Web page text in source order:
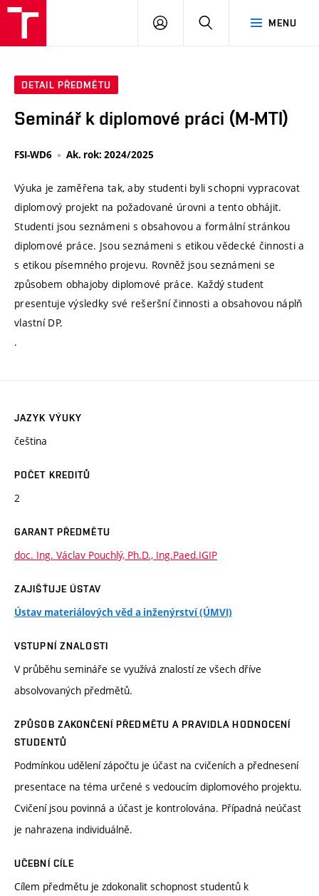
MENU
PŘIHLÁSIT
DETAIL PŘEDMĚTU
Seminář k diplomové práci (M-MTI)
FSI-WD6 Ak. rok: 2024/2025
Výuka je zaměřena tak, aby studenti byli schopni vypracovat
diplomový projekt na požadované úrovni a tento obhájit.
Studenti jsou seznámeni s obsahovou a formální stránkou
diplomové práce. Jsou seznámeni s etikou vědecké činnosti a
s etikou písemného projevu. Rovněž jsou seznámeni se
způsobem obhajoby diplomové práce. Každý student
presentuje výsledky své rešeršní činnosti a obsahovou náplň
vlastní DP.
.
JAZYK VÝUKY
čeština
POČET KREDITŮ
2
GARANT PŘEDMĚTU
doc. Ing. Václav Pouchlý, Ph.D., Ing.Paed.IGIP
ZAJIŠŤUJE ÚSTAV
Ústav materiálových věd a inženýrství (ÚMVI)
VSTUPNÍ ZNALOSTI
V průběhu semináře se využívá znalostí ze všech dříve
absolvovaných předmětů.
ZPŮSOB ZAKONČENÍ PŘEDMĚTU A PRAVIDLA HODNOCENÍ
STUDENTŮ
Podmínkou udělení zápočtu je účast na cvičeních a přednesení
presentace na téma určené s vedoucím diplomového projektu.
Cvičení jsou povinná a účast je kontrolována. Případná neúčast
je nahrazena individuálně.
UČEBNÍ CÍLE
Cílem předmětu je zdokonalit schopnost studentů k